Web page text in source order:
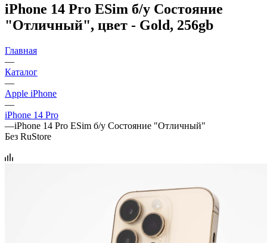
iPhone 14 Pro ESim б/у Состояние
"Отличный", цвет - Gold, 256gb
Главная
—
Каталог
—
Apple iPhone
—
iPhone 14 Pro
—iPhone 14 Pro ESim б/у Состояние "Отличный"
Без RuStore